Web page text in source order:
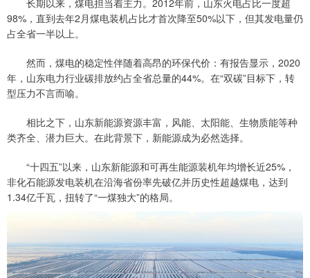
长期以来，煤电担当着主力。2012年前，山东火电占比一度超
98%，直到去年2月煤电装机占比才首次降至50%以下，但其发电量仍
占全省一半以上。
然而，煤电的稳定性伴随着高昂的环保代价：有报告显示，2020
年，山东电力行业碳排放约占全省总量的44%。在“双碳”目标下，转
型压力不言而喻。
相比之下，山东新能源资源丰富，风能、太阳能、生物质能等种
类齐全、潜力巨大。在此背景下，新能源成为必然选择。
“十四五”以来，山东新能源和可再生能源装机年均增长近25%，
非化石能源发电装机在沿海省份率先破亿并历史性超越煤电，达到
1.34亿千瓦，扭转了“一煤独大”的格局。